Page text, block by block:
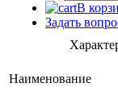
В
Задать
Наименование